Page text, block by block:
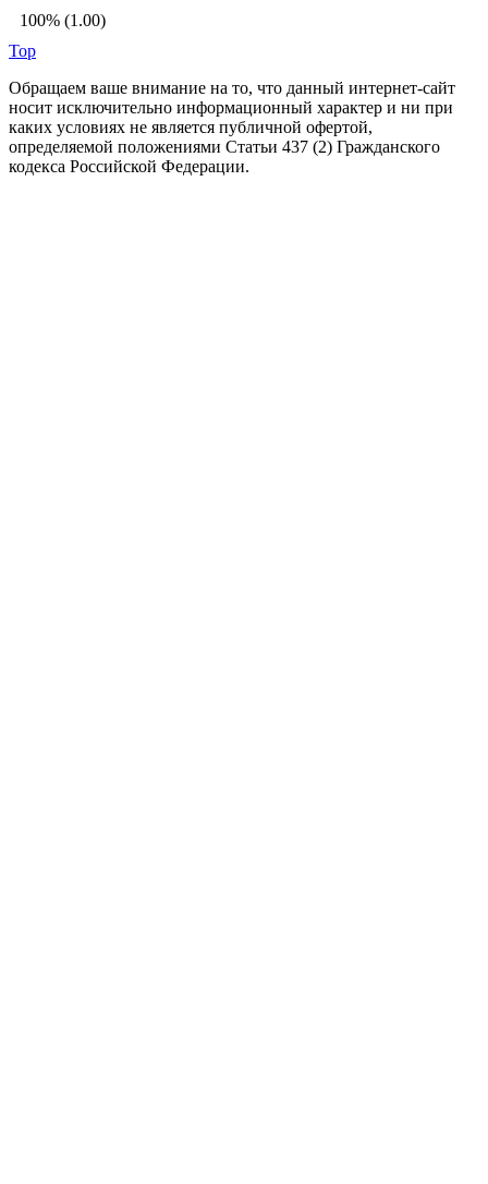
100% (1.00)
Top
Обращаем ваше внимание на то, что данный интернет-сайт
носит исключительно информационный характер и ни при
каких условиях не является публичной офертой,
определяемой положениями Статьи 437 (2) Гражданского
кодекса Российской Федерации.